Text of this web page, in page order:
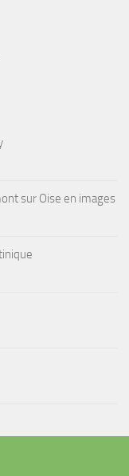
sur Oise en images